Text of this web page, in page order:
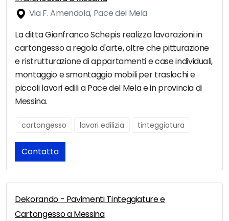
Via F. Amendola, Pace del Mela
La ditta Gianfranco Schepis realizza lavorazioni in
cartongesso a regola d'arte, oltre che pitturazione
e ristrutturazione di appartamenti e case individuali,
montaggio e smontaggio mobili per traslochi e
piccoli lavori edili a Pace del Mela e in provincia di
Messina.
cartongesso lavori edilizia tinteggiatura
Contatta
Dekorando - Pavimenti Tinteggiature e
Cartongesso a Messina